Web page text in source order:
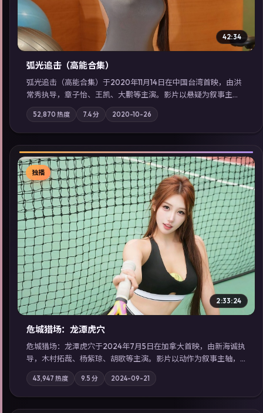
42:34
弧光追击（高能合集）
弧光追击（高能合集）于2020年11月14日在中国台湾首映，由洪
常秀执导，章子怡、王凯、大鹏等主演。影片以悬疑为叙事主
轴，科技与人性的边界在实验事故后逐渐模糊；摄影与配乐强化
地域气质；站内亦可通过「国产免费观看高清电视剧在线看」延
展检索同类型高分佳作，畅享高清在线追剧体验。
52,870 热度 7.4分 2020-10-26
▶
独播
2:33:24
危城猎场：龙潭虎穴
危城猎场：龙潭虎穴于2024年7月5日在加拿大首映，由新海诚执
导，木村拓哉、杨紫琼、胡歌等主演。影片以动作为叙事主轴，
亲情与职责必须在倒计时结束前做出抉择；摄影与配乐强化地域
气质；站内亦可通过「国产免费观看高清电视剧在线看」延展检
索同类型高分佳作，畅享高清在线追剧体验。
43,947 热度 9.5 分 2024-09-21